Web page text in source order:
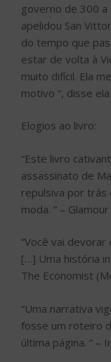
governo de 300
apelidou San
do tempo que
estar de volta à
muito difícil. Ela
motivo “, disse
Elogios ao livro:
“Este livro
assassinato de
repulsiva por trás
moda. ” – Glamour
“Você vai
[…] Uma história
The Economist
“Uma narrativa
fosse um roteiro
última página. ” –